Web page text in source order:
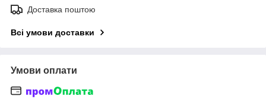
Доставка поштою
Всі умови доставки
Умови оплати